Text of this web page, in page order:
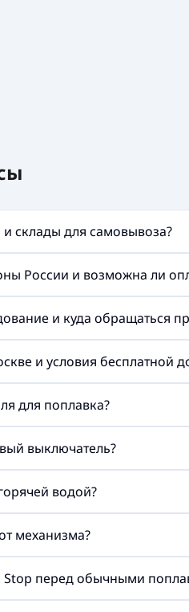
склады для самовывоза?
России и возможна ли
и куда обращаться
и условия бесплатной
для поплавка?
выключатель?
водой?
механизма?
перед обычными